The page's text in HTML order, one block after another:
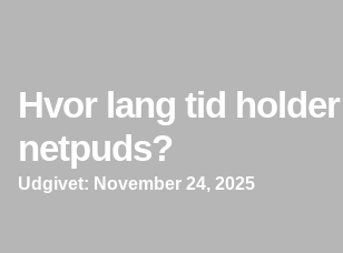
Hvor lang tid holder
netpuds?
Udgivet: November 24, 2025